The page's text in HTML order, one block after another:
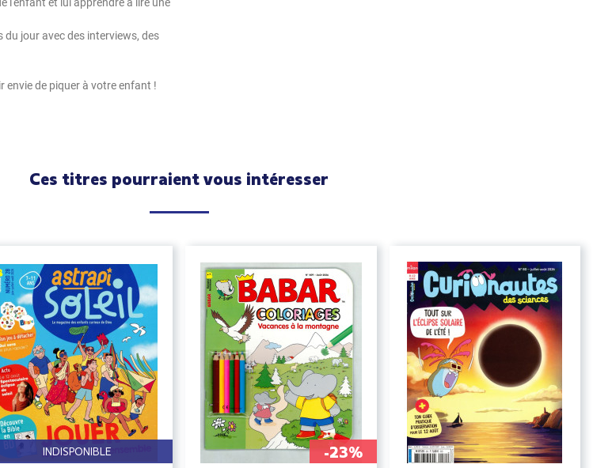
jour avec des interviews, des
envie de piquer à votre enfant !
Ces titres pourraient vous intéresser
INDISPONIBLE -23%